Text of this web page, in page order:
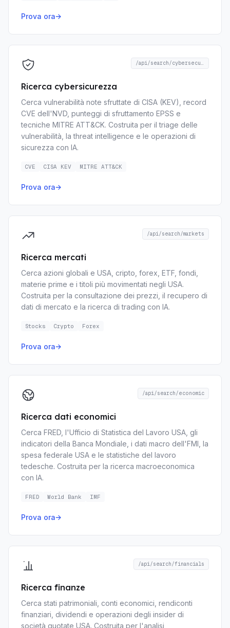
Prova ora→
Ricerca cybersicurezza
Cerca vulnerabilità note sfruttate di CISA (KEV), record
CVE dell'NVD, punteggi di sfruttamento EPSS e
tecniche MITRE ATT&CK. Costruita per il triage delle
vulnerabilità, la threat intelligence e le operazioni di
sicurezza con IA.
CVE CISA KEV MITRE ATT&CK
Prova ora→
/api/search/markets
Ricerca mercati
Cerca azioni globali e USA, cripto, forex, ETF, fondi,
materie prime e i titoli più movimentati negli USA.
Costruita per la consultazione dei prezzi, il recupero di
dati di mercato e la ricerca di trading con IA.
Stocks Crypto Forex
Prova ora→
/api/search/economic
Ricerca dati economici
Cerca FRED, l'Ufficio di Statistica del Lavoro USA, gli
indicatori della Banca Mondiale, i dati macro dell'FMI, la
spesa federale USA e le statistiche del lavoro
tedesche. Costruita per la ricerca macroeconomica
con IA.
FRED World Bank IMF
Prova ora→
/api/search/financials
Ricerca finanze
Cerca stati patrimoniali, conti economici, rendiconti
finanziari, dividendi e operazioni degli insider di
società quotate USA. Costruita per l'analisi